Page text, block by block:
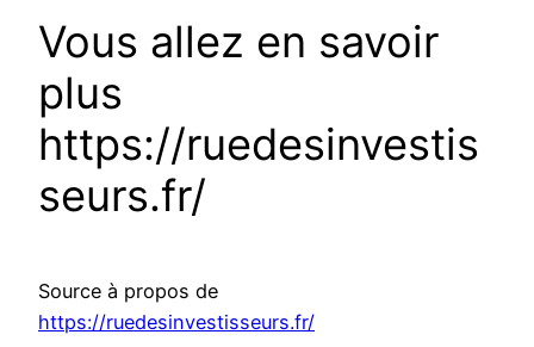
Vous allez en savoir
plus
https://ruedesinvestis
seurs.fr/
Source à propos de
https://ruedesinvestisseurs.fr/